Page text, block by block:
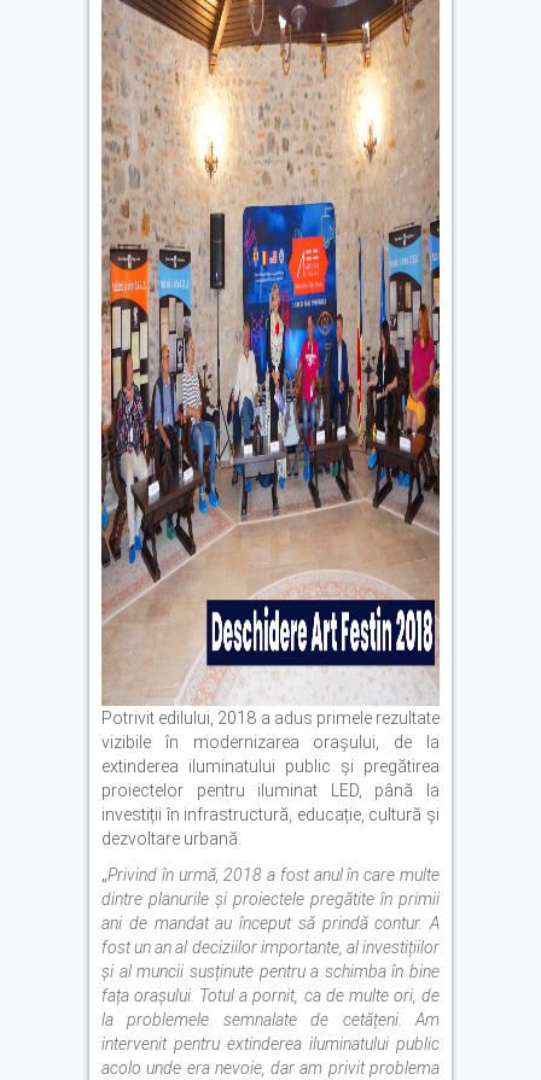
Potrivit edilului, 2018 a adus primele rezultate
vizibile în modernizarea orașului, de la
extinderea iluminatului public și pregătirea
proiectelor pentru iluminat LED, până la
investiții în infrastructură, educație, cultură și
dezvoltare urbană.
„Privind în urmă, 2018 a fost anul în care multe
dintre planurile și proiectele pregătite în primii
ani de mandat au început să prindă contur. A
fost un an al deciziilor importante, al investițiilor
și al muncii susținute pentru a schimba în bine
fața orașului. Totul a pornit, ca de multe ori, de
la problemele semnalate de cetățeni. Am
intervenit pentru extinderea iluminatului public
acolo unde era nevoie, dar am privit problema